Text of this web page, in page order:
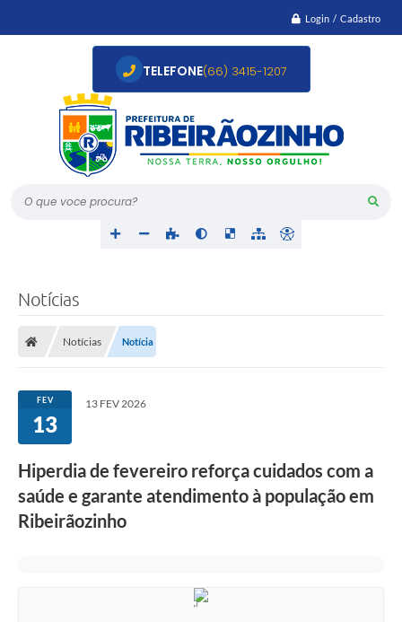
Login / Cadastro
O que voce procura?
TELEFONE(66) 3415-1207
Notícias
Notícias Notícia
FEV
13
13 FEV 2026
Hiperdia de fevereiro reforça cuidados com a
saúde e garante atendimento à população em
Ribeirãozinho